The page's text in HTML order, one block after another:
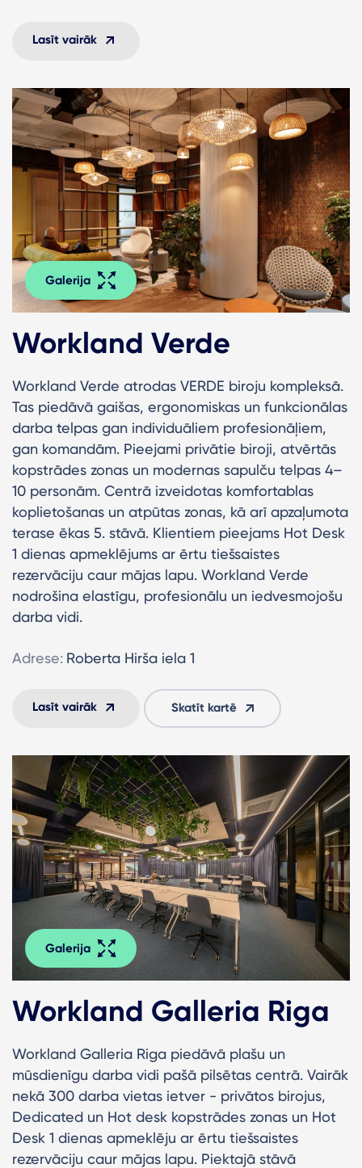
Lasīt vairāk
Galerija
Workland Verde
Workland Verde atrodas VERDE biroju kompleksā.
Tas piedāvā gaišas, ergonomiskas un funkcionālas
darba telpas gan individuāliem profesionāļiem,
gan komandām. Pieejami privātie biroji, atvērtās
kopstrādes zonas un modernas sapulču telpas 4–
10 personām. Centrā izveidotas komfortablas
koplietošanas un atpūtas zonas, kā arī apzaļumota
terase ēkas 5. stāvā. Klientiem pieejams Hot Desk
1 dienas apmeklējums ar ērtu tiešsaistes
rezervāciju caur mājas lapu. Workland Verde
nodrošina elastīgu, profesionālu un iedvesmojošu
darba vidi.
Adrese: Roberta Hirša iela 1
Lasīt vairāk Skatīt kartē
Galerija
Workland Galleria Riga
Workland Galleria Riga piedāvā plašu un
mūsdienīgu darba vidi pašā pilsētas centrā. Vairāk
nekā 300 darba vietas ietver - privātos birojus,
Dedicated un Hot desk kopstrādes zonas un Hot
Desk 1 dienas apmeklēju ar ērtu tiešsaistes
rezervāciju caur mājas lapu. Piektajā stāvā